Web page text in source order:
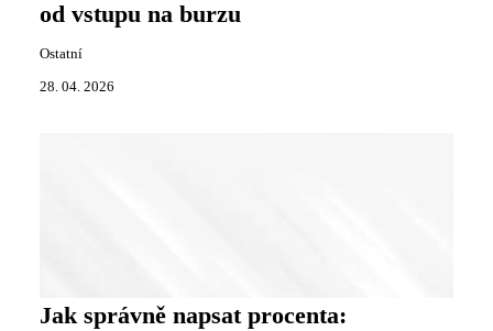
od vstupu na burzu
Ostatní
28. 04. 2026
Jak správně napsat procenta: